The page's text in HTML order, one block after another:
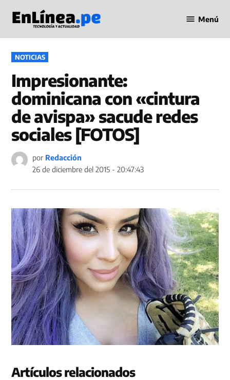
contenido
en Línea
Menú
PUBLICADO
EN
NOTICIAS
Impresionante:
dominicana con «cintura
de avispa» sacude redes
sociales [FOTOS]
por Redacción
26 de diciembre del 2015 - 20:47:43
Artículos relacionados